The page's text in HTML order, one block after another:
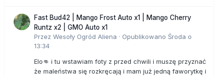
Fast Bud42 | Mango Frost Auto x1 | Mango Cherry
Runtz x2 | GMO Auto x1
Przez Wesoły Ogród Aliena · Opublikowano Środa o
13:34
Elo👊 i tu wstawiam foty z przed chwili i muszę przyznać
że maleństwa się rozkręcają i mam już jedną faworytkę i